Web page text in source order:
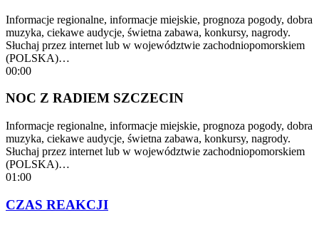
Informacje regionalne, informacje miejskie, prognoza pogody, dobra
muzyka, ciekawe audycje, świetna zabawa, konkursy, nagrody.
Słuchaj przez internet lub w województwie zachodniopomorskiem
(POLSKA)…
00:00
NOC Z RADIEM SZCZECIN
Informacje regionalne, informacje miejskie, prognoza pogody, dobra
muzyka, ciekawe audycje, świetna zabawa, konkursy, nagrody.
Słuchaj przez internet lub w województwie zachodniopomorskiem
(POLSKA)…
01:00
CZAS REAKCJI